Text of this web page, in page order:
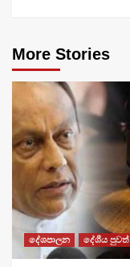
More Stories
දේශපාලන දේශීය පුවත්